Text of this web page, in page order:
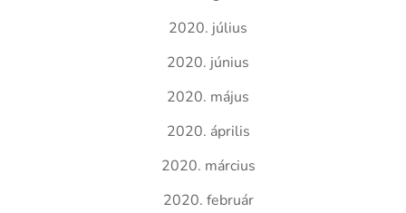
2020. július
2020. június
2020. május
2020. április
2020. március
2020. február